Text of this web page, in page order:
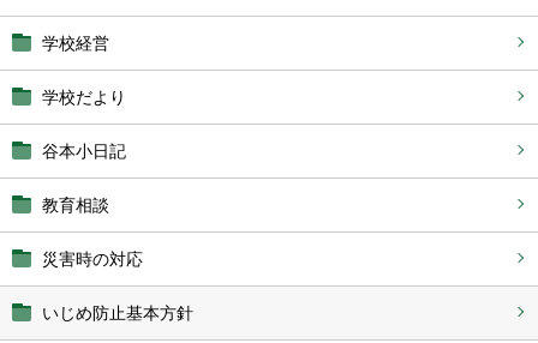
学校経営
学校だより
谷本小日記
教育相談
災害時の対応
いじめ防止基本方針